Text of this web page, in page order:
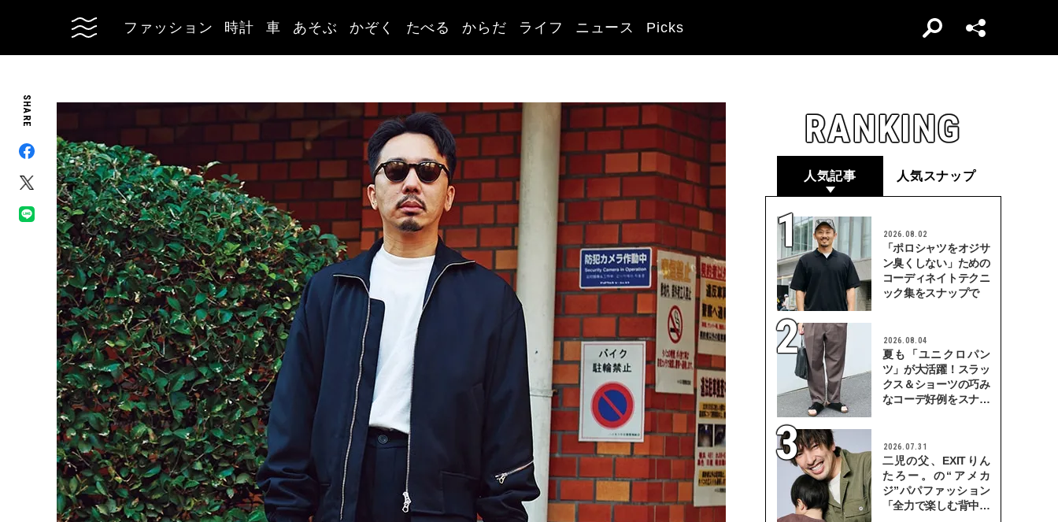
ファッション 時計 車 あそぶ かぞく たべる からだ ライフ ニュース Picks
SHARE RANKING
人気記事 人気スナップ
2026.08.02
「ポロシャツをオジサ
ン臭くしない」ための
コーディネイトテクニ
ック集をスナップで
2026.08.04
夏も「ユニクロパン
ツ」が大活躍！スラッ
クス＆ショーツの巧み
なコーデ好例をスナッ
2026.07.31
二児の父、EXITりん
たろー。の“アメカ
ジ”パパファッション
「全力で楽しむ背中を